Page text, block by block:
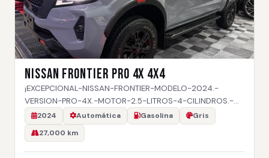
NISSAN FRONTIER PRO 4X 4X4
¡EXCEPCIONAL-NISSAN-FRONTIER-MODELO-2024.-
VERSION-PRO-4X.-MOTOR-2.5-LITROS-4-CILINDROS.-…
2024 Automática Gasolina
Gris
27,000 km